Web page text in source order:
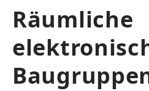
Räumliche